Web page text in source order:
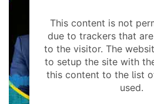
This content is not
due to trackers that
to the visitor. The
to setup the site with
this content to the list
used.